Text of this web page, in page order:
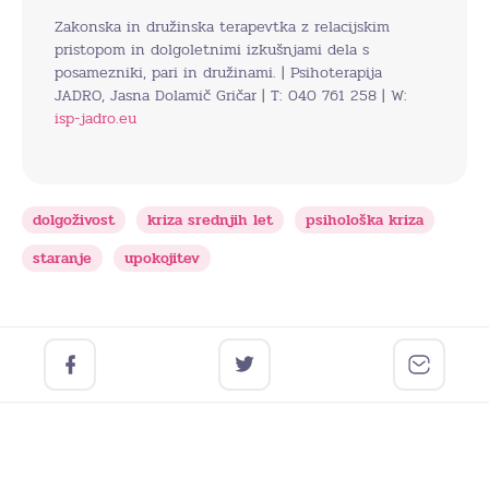
Zakonska in družinska terapevtka z relacijskim
pristopom in dolgoletnimi izkušnjami dela s
posamezniki, pari in družinami. | Psihoterapija
JADRO, Jasna Dolamič Gričar | T: 040 761 258 | W:
isp-jadro.eu
dolgoživost kriza srednjih let
psihološka kriza
staranje
upokojitev